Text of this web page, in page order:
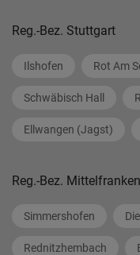
Reg.-Bez. Stuttgart
Ilshofen Rot Am
Schwäbisch Hall
Ellwangen (Jagst)
Reg.-Bez. Mittelfranken
Simmershofen
Rednitzhembach